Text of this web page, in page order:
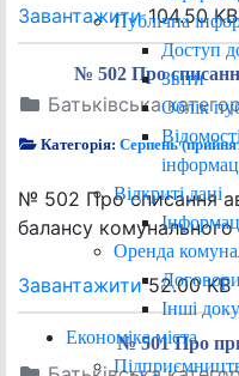
Публічна
Доступ
Звіти
Облік
Відкриті дані
Оренда
Інші
Економіка міста
Завантажити104.50 KB
№ 502 Про
Батьківська
Категорія:Серпень
№ 502 Про списання
балансу
Завантажити52.00 KB
№ 501 Про